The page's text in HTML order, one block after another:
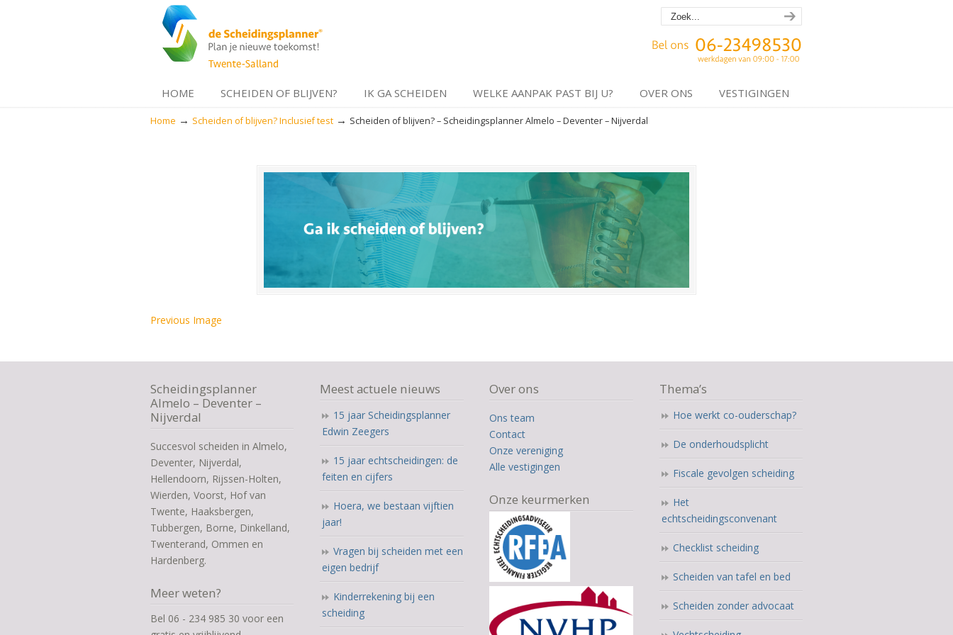
HOME SCHEIDEN OF BLIJVEN? IK GA SCHEIDEN WELKE AANPAK PAST BIJ U? OVER ONS VESTIGINGEN
Navigation
Home → Scheiden of blijven? Inclusief test → Scheiden of blijven? – Scheidingsplanner Almelo – Deventer – Nijverdal
Previous Image
Scheidingsplanner
Almelo – Deventer –
Nijverdal
Succesvol scheiden in Almelo,
Deventer, Nijverdal,
Hellendoorn, Rijssen-Holten,
Wierden, Voorst, Hof van
Twente, Haaksbergen,
Tubbergen, Borne, Dinkelland,
Twenterand, Ommen en
Hardenberg.
Meer weten?
Bel 06 - 234 985 30 voor een
Meest actuele nieuws
15 jaar Scheidingsplanner
Edwin Zeegers
15 jaar echtscheidingen: de
feiten en cijfers
Hoera, we bestaan vijftien
jaar!
Vragen bij scheiden met een
eigen bedrijf
Kinderrekening bij een
scheiding
Over ons
Ons team
Contact
Onze vereniging
Alle vestigingen
Onze keurmerken
Thema’s
Hoe werkt co-ouderschap?
De onderhoudsplicht
Fiscale gevolgen scheiding
Het
echtscheidingsconvenant
Checklist scheiding
Scheiden van tafel en bed
Scheiden zonder advocaat